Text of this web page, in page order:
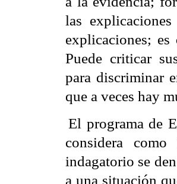
las
explicaciones; es
Puede criticar
para discriminar
que a veces hay
El programa de
considera
indagatorio se
a una situación